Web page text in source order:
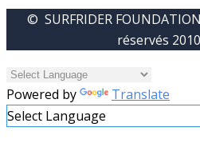
© SURFRIDER
réservés
Powered by
Translate
Select Language